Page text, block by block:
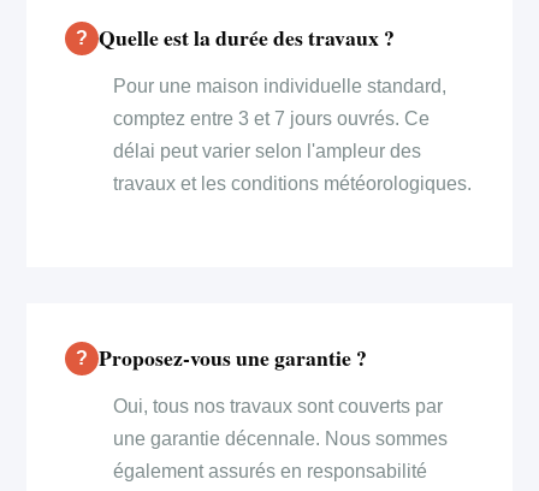
Quelle est la durée des travaux ?
Pour une maison individuelle standard,
comptez entre 3 et 7 jours ouvrés. Ce
délai peut varier selon l'ampleur des
travaux et les conditions météorologiques.
Proposez-vous une garantie ?
Oui, tous nos travaux sont couverts par
une garantie décennale. Nous sommes
également assurés en responsabilité